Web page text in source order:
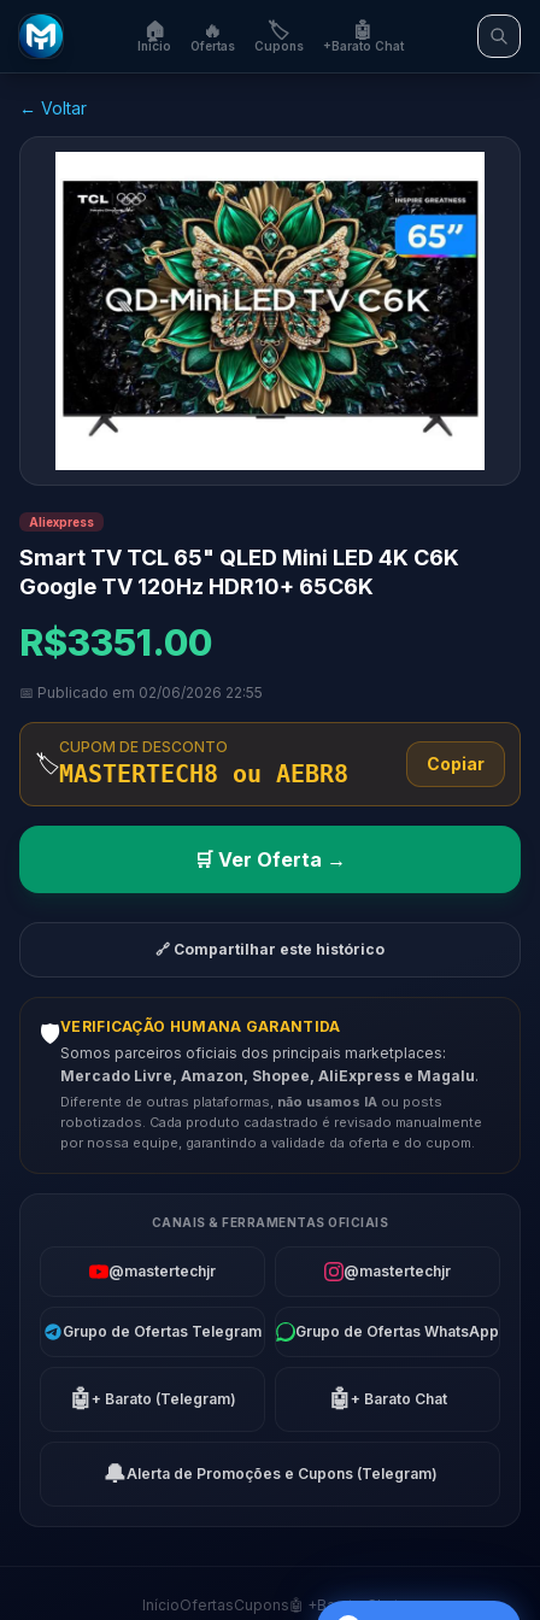
🏠
Início
🔥
Ofertas
🏷️
Cupons
🤖
+Barato Chat
← Voltar
Aliexpress
Smart TV TCL 65" QLED Mini LED 4K C6K
Google TV 120Hz HDR10+ 65C6K
R$3351.00
📅 Publicado em 02/06/2026 22:55
🏷️
CUPOM DE DESCONTO
MASTERTECH8 ou AEBR8 Copiar
🛒 Ver Oferta →
🔗 Compartilhar este histórico
🛡️VERIFICAÇÃO HUMANA GARANTIDA
Somos parceiros oficiais dos principais marketplaces:
Mercado Livre, Amazon, Shopee, AliExpress e Magalu.
Diferente de outras plataformas, não usamos IA ou posts
robotizados. Cada produto cadastrado é revisado manualmente
por nossa equipe, garantindo a validade da oferta e do cupom.
CANAIS & FERRAMENTAS OFICIAIS
@mastertechjr @mastertechjr
Grupo de Ofertas Telegram Grupo de Ofertas WhatsApp
🤖+ Barato (Telegram) 🤖+ Barato Chat
🔔Alerta de Promoções e Cupons (Telegram)
InícioOfertasCupons🤖 +Barato Chat